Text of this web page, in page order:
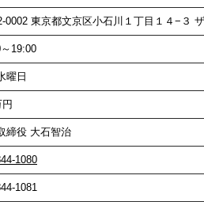
0002 東京都文京区小石川１丁目１４−３
19:00
曜日
締役 大石智治
1080
1081